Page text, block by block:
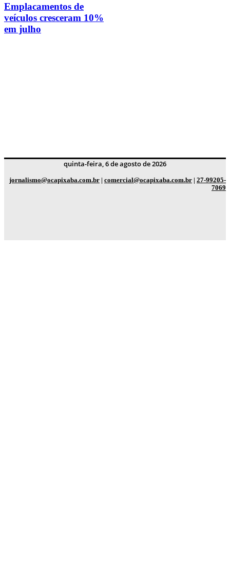
Emplacamentos de
veículos cresceram 10%
em julho
quinta-feira, 6 de agosto de 2026
jornalismo@ocapixaba.com.br | comercial@ocapixaba.com.br | 27-99205-
7069